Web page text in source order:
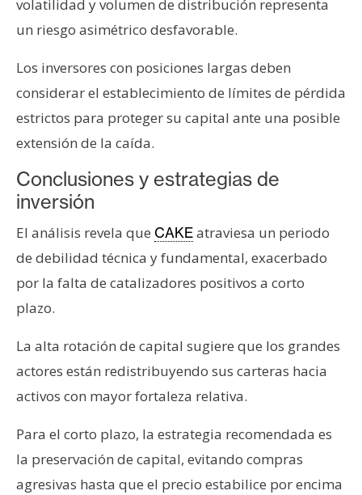
volatilidad y volumen de distribución representa
un riesgo asimétrico desfavorable.
Los inversores con posiciones largas deben
considerar el establecimiento de límites de pérdida
estrictos para proteger su capital ante una posible
extensión de la caída.
Conclusiones y estrategias de
inversión
El análisis revela que CAKEatraviesa un periodo
de debilidad técnica y fundamental, exacerbado
por la falta de catalizadores positivos a corto
plazo.
La alta rotación de capital sugiere que los grandes
actores están redistribuyendo sus carteras hacia
activos con mayor fortaleza relativa.
Para el corto plazo, la estrategia recomendada es
la preservación de capital, evitando compras
agresivas hasta que el precio estabilice por encima